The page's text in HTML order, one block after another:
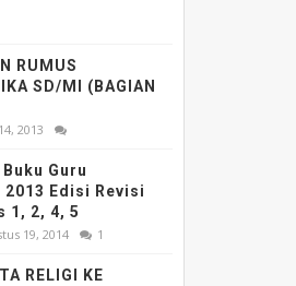
RUMUS
SD/MI (BAGIAN
2013
Guru
2013 Edisi Revisi
1, 2, 4, 5
19, 2014 1
RELIGI KE